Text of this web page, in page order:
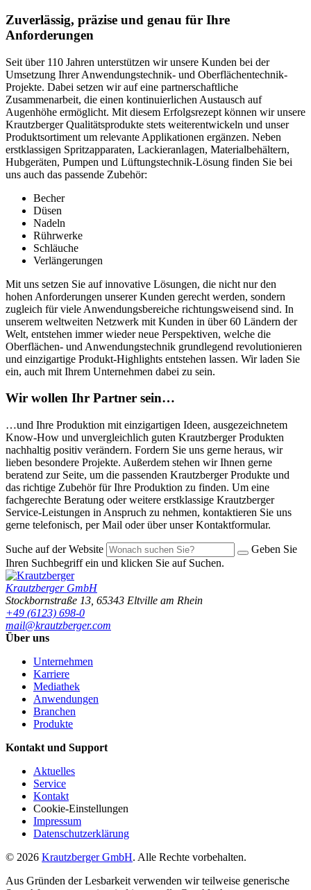
Zuverlässig, präzise und genau für Ihre
Anforderungen
Seit über 110 Jahren unterstützen wir unsere Kunden bei der
Umsetzung Ihrer Anwendungstechnik- und Oberflächentechnik-
Projekte. Dabei setzen wir auf eine partnerschaftliche
Zusammenarbeit, die einen kontinuierlichen Austausch auf
Augenhöhe ermöglicht. Mit diesem Erfolgsrezept können wir unsere
Krautzberger Qualitätsprodukte stets weiterentwickeln und unser
Produktsortiment um relevante Applikationen ergänzen. Neben
erstklassigen Spritzapparaten, Lackieranlagen, Materialbehältern,
Hubgeräten, Pumpen und Lüftungstechnik-Lösung finden Sie bei
uns auch das passende Zubehör:
Becher
Düsen
Nadeln
Rührwerke
Schläuche
Verlängerungen
Mit uns setzen Sie auf innovative Lösungen, die nicht nur den
hohen Anforderungen unserer Kunden gerecht werden, sondern
zugleich für viele Anwendungsbereiche richtungsweisend sind. In
unserem weltweiten Netzwerk mit Kunden in über 60 Ländern der
Welt, entstehen immer wieder neue Perspektiven, welche die
Oberflächen- und Anwendungstechnik grundlegend revolutionieren
und einzigartige Produkt-Highlights entstehen lassen. Wir laden Sie
ein, auch mit Ihrem Unternehmen dabei zu sein.
Wir wollen Ihr Partner sein…
…und Ihre Produktion mit einzigartigen Ideen, ausgezeichnetem
Know-How und unvergleichlich guten Krautzberger Produkten
nachhaltig positiv verändern. Fordern Sie uns gerne heraus, wir
lieben besondere Projekte. Außerdem stehen wir Ihnen gerne
beratend zur Seite, um die passenden Krautzberger Produkte und
das richtige Zubehör für Ihre Produktion zu finden. Um eine
fachgerechte Beratung oder weitere erstklassige Krautzberger
Service-Leistungen in Anspruch zu nehmen, kontaktieren Sie uns
gerne telefonisch, per Mail oder über unser Kontaktformular.
Suche auf der Website
Geben Sie
Ihren Suchbegriff ein und klicken Sie auf Suchen.
Krautzberger GmbH
Stockbornstraße 13 65343 Eltville am Rhein
+49 (6123) 698-0
mail@krautzberger.com
Über uns
Unternehmen
Karriere
Mediathek
Anwendungen
Branchen
Produkte
Kontakt und Support
Aktuelles
Service
Kontakt
Cookie-Einstellungen
Impressum
Datenschutzerklärung
© 2026 Krautzberger GmbH. Alle Rechte vorbehalten.
Aus Gründen der Lesbarkeit verwenden wir teilweise generische